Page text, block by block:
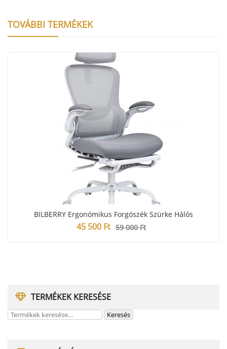
TERMÉKEK KERESÉSE
TOVÁBBI TERMÉKEK
BILBERRY Ergonómikus Forgószék Szürke Hálós
59 000Ft
45 500 Ft